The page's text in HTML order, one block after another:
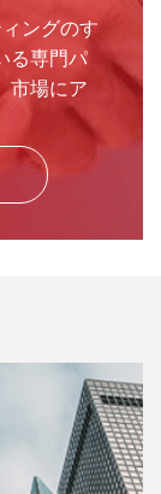
ングのす
る専門パ
市場にア